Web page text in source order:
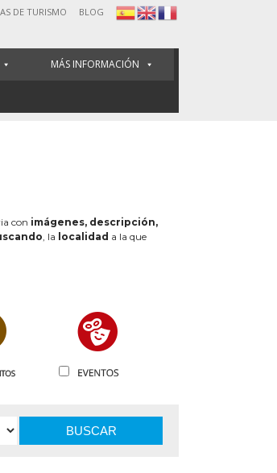
DE TURISMO BLOG
MÁS INFORMACIÓN
con imágenes, descripción,
, la localidad a la que
BUSCAR